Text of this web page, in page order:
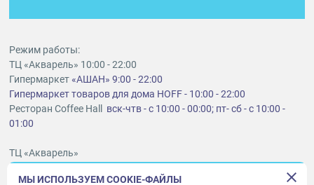
Режим работы:
ТЦ «Акварель» 10:00 - 22:00
Гипермаркет«АШАН» 9:00 - 22:00
Гипермаркет товаров для дома HOFF - 10:00 - 22:00
Ресторан Coffee Hall вск-чтв - с 10:00 - 00:00; пт- сб - с 10:00 -
01:00
ТЦ «Акварель»
г. Тольятти, шоссе Южное, 6
МЫ ИСПОЛЬЗУЕМ COOKIE-ФАЙЛЫ